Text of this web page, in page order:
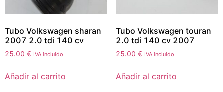
Tubo Volkswagen sharan
2007 2.0 tdi 140 cv
25.00 € IVA incluido
Añadir al carrito
Tubo Volkswagen touran
2.0 tdi 140 cv 2007
25.00 € IVA incluido
Añadir al carrito